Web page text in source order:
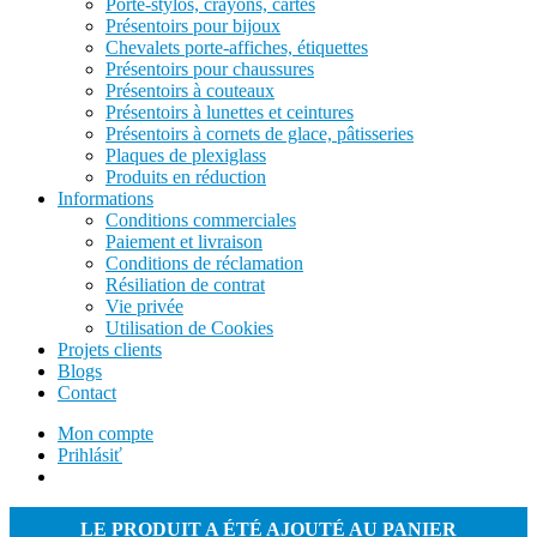
Porte-stylos, crayons, cartes
Présentoirs pour bijoux
Chevalets porte-affiches, étiquettes
Présentoirs pour chaussures
Présentoirs à couteaux
Présentoirs à lunettes et ceintures
Présentoirs à cornets de glace, pâtisseries
Plaques de plexiglass
Produits en réduction
Informations
Conditions commerciales
Paiement et livraison
Conditions de réclamation
Résiliation de contrat
Vie privée
Utilisation de Cookies
Projets clients
Blogs
Contact
Mon compte
Prihlásiť
LE PRODUIT A ÉTÉ AJOUTÉ AU PANIER